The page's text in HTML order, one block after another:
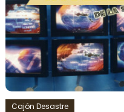
Cajón Desastre